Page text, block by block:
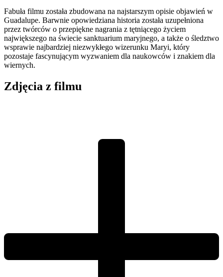
Fabuła filmu została zbudowana na najstarszym opisie objawień w
Guadalupe. Barwnie opowiedziana historia została uzupełniona
przez twórców o przepiękne nagrania z tętniącego życiem
największego na świecie sanktuarium maryjnego, a także o śledztwo
wsprawie najbardziej niezwykłego wizerunku Maryi, który
pozostaje fascynującym wyzwaniem dla naukowców i znakiem dla
wiernych.
Zdjęcia z filmu